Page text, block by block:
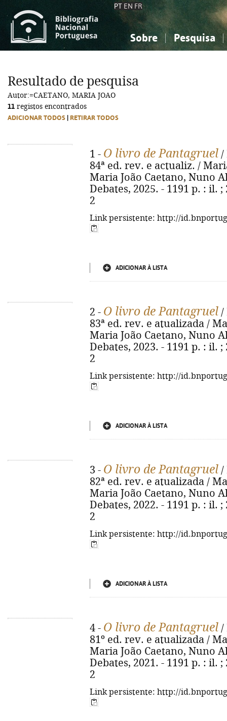
PT EN FR
Sobre Pesquisa
Ciências sociais...
Ciências sociais...
Resultado de pesquisa
Autor:=CAETANO, MARIA JOAO
11 registos encontrados
ADICIONAR TODOS RETIRAR TODOS
1 - O livro de Pantagruel /
84ª ed. rev. e actualiz. /
Maria João Caetano, Nuno
Debates, 2025. - 1191 p. : il. ;
2
Link persistente: http://
ADICIONAR À LISTA
2 - O livro de Pantagruel /
83ª ed. rev. e atualizada /
Maria João Caetano, Nuno
Debates, 2023. - 1191 p. : il. ;
2
Link persistente: http://
ADICIONAR À LISTA
3 - O livro de Pantagruel /
82ª ed. rev. e atualizada /
Maria João Caetano, Nuno
Debates, 2022. - 1191 p. : il. ;
2
Link persistente: http://
ADICIONAR À LISTA
4 - O livro de Pantagruel /
81º ed. rev. e atualizada /
Maria João Caetano, Nuno
Debates, 2021. - 1191 p. : il. ;
2
Link persistente: http://